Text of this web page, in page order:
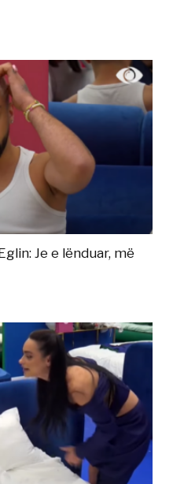
Je e lënduar, më